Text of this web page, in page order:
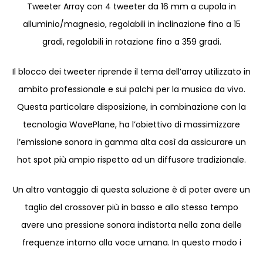
Tweeter Array con 4 tweeter da 16 mm a cupola in
alluminio/magnesio, regolabili in inclinazione fino a 15
gradi, regolabili in rotazione fino a 359 gradi.
Il blocco dei tweeter riprende il tema dell’array utilizzato in
ambito professionale e sui palchi per la musica da vivo.
Questa particolare disposizione, in combinazione con la
tecnologia WavePlane, ha l’obiettivo di massimizzare
l’emissione sonora in gamma alta così da assicurare un
hot spot più ampio rispetto ad un diffusore tradizionale.
Un altro vantaggio di questa soluzione è di poter avere un
taglio del crossover più in basso e allo stesso tempo
avere una pressione sonora indistorta nella zona delle
frequenze intorno alla voce umana. In questo modo i